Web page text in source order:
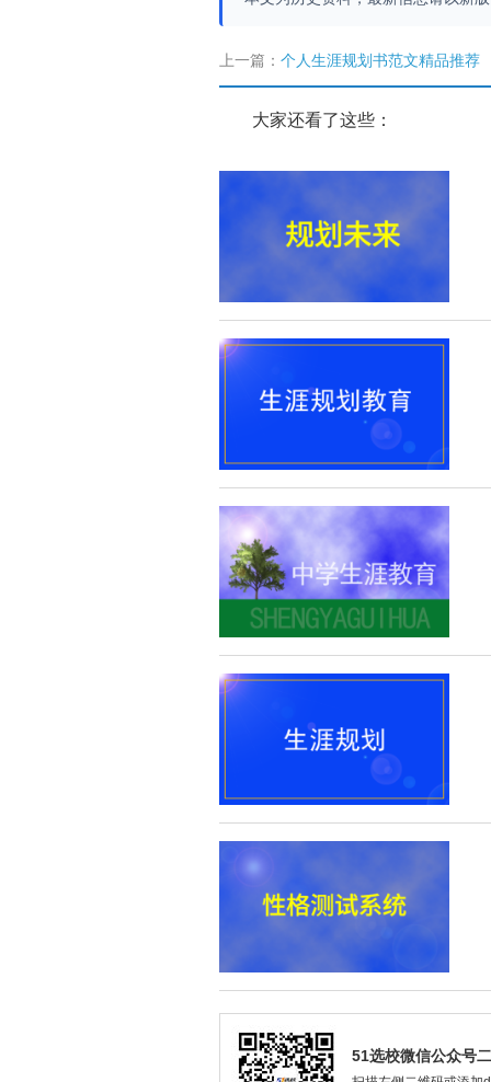
上一篇： 个人生涯规划书范文精品推荐
大家还看了这些：
51选校微信公众号